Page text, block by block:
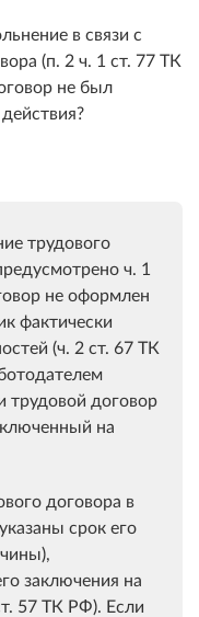
в связи с
(п. 2 ч. 1 ст. 77 ТК
не был
трудового
ч. 1
не оформлен
фактически
(ч. 2 ст. 67 ТК
трудовой договор
на
договора в
срок его
заключения на
57 ТК РФ). Если